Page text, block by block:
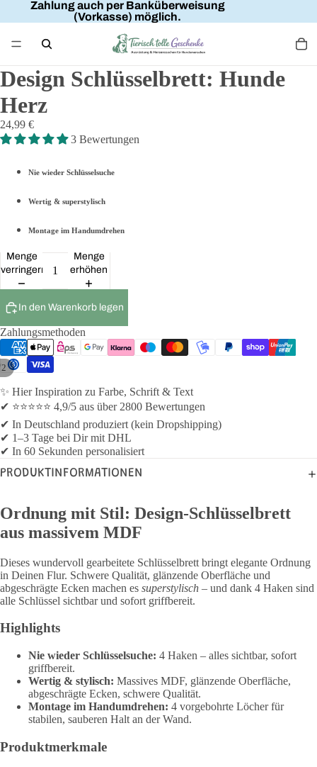
Zahlung auch per Banküberweisung
(Vorkasse) möglich.
2
Design Schlüsselbrett: Hunde
Herz
24,99 €
3 Bewertungen
Nie wieder Schlüsselsuche
Wertig & superstylisch
Montage im Handumdrehen
Menge
verringern
Menge
erhöhen
In den Warenkorb legen
Zahlungsmethoden
✨ Hier Inspiration zu Farbe, Schrift & Text
✔ ⭐⭐⭐⭐⭐ 4,9/5 aus über 2800 Bewertungen
✔ In Deutschland produziert (kein Dropshipping)
✔ 1–3 Tage bei Dir mit DHL
✔ In 60 Sekunden personalisiert
PRODUKTINFORMATIONEN
Ordnung mit Stil: Design-Schlüsselbrett
aus massivem MDF
Dieses wundervoll gearbeitete Schlüsselbrett bringt elegante Ordnung
in Deinen Flur. Schwere Qualität, glänzende Oberfläche und
abgeschrägte Ecken machen es superstylisch – und dank 4 Haken sind
alle Schlüssel sichtbar und sofort griffbereit.
Highlights
Nie wieder Schlüsselsuche: 4 Haken – alles sichtbar, sofort
griffbereit.
Wertig & stylisch: Massives MDF, glänzende Oberfläche,
abgeschrägte Ecken, schwere Qualität.
Montage im Handumdrehen: 4 vorgebohrte Löcher für
stabilen, sauberen Halt an der Wand.
Produktmerkmale